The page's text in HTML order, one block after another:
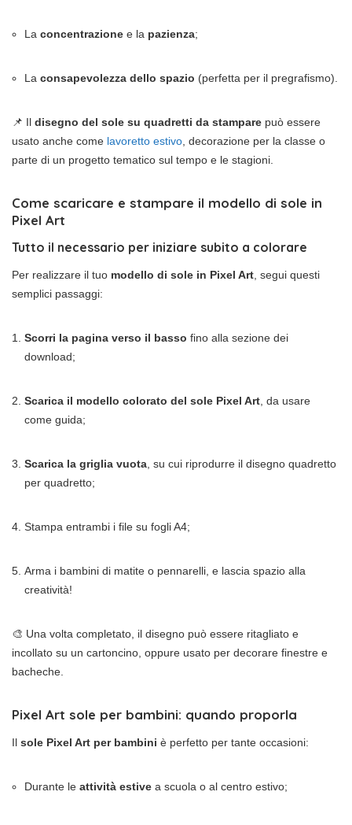
La concentrazione e la pazienza;
La consapevolezza dello spazio (perfetta per il pregrafismo).
📌 Il disegno del sole su quadretti da stampare può essere
usato anche come lavoretto estivo, decorazione per la classe o
parte di un progetto tematico sul tempo e le stagioni.
Come scaricare e stampare il modello di sole in
Pixel Art
Tutto il necessario per iniziare subito a colorare
Per realizzare il tuo modello di sole in Pixel Art, segui questi
semplici passaggi:
Scorri la pagina verso il basso fino alla sezione dei
download;
Scarica il modello colorato del sole Pixel Art, da usare
come guida;
Scarica la griglia vuota, su cui riprodurre il disegno quadretto
per quadretto;
Stampa entrambi i file su fogli A4;
Arma i bambini di matite o pennarelli, e lascia spazio alla
creatività!
🎨 Una volta completato, il disegno può essere ritagliato e
incollato su un cartoncino, oppure usato per decorare finestre e
bacheche.
Pixel Art sole per bambini: quando proporla
Il sole Pixel Art per bambini è perfetto per tante occasioni:
Durante le attività estive a scuola o al centro estivo;